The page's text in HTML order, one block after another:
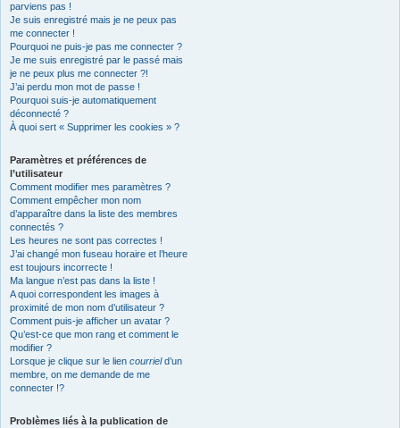
parviens pas !
Je suis enregistré mais je ne peux pas
me connecter !
Pourquoi ne puis-je pas me connecter ?
Je me suis enregistré par le passé mais
je ne peux plus me connecter ?!
J’ai perdu mon mot de passe !
Pourquoi suis-je automatiquement
déconnecté ?
À quoi sert « Supprimer les cookies » ?
Paramètres et préférences de
l’utilisateur
Comment modifier mes paramètres ?
Comment empêcher mon nom
d’apparaître dans la liste des membres
connectés ?
Les heures ne sont pas correctes !
J’ai changé mon fuseau horaire et l’heure
est toujours incorrecte !
Ma langue n’est pas dans la liste !
A quoi correspondent les images à
proximité de mon nom d’utilisateur ?
Comment puis-je afficher un avatar ?
Qu’est-ce que mon rang et comment le
modifier ?
Lorsque je clique sur le lien courrield’un
membre, on me demande de me
connecter !?
Problèmes liés à la publication de